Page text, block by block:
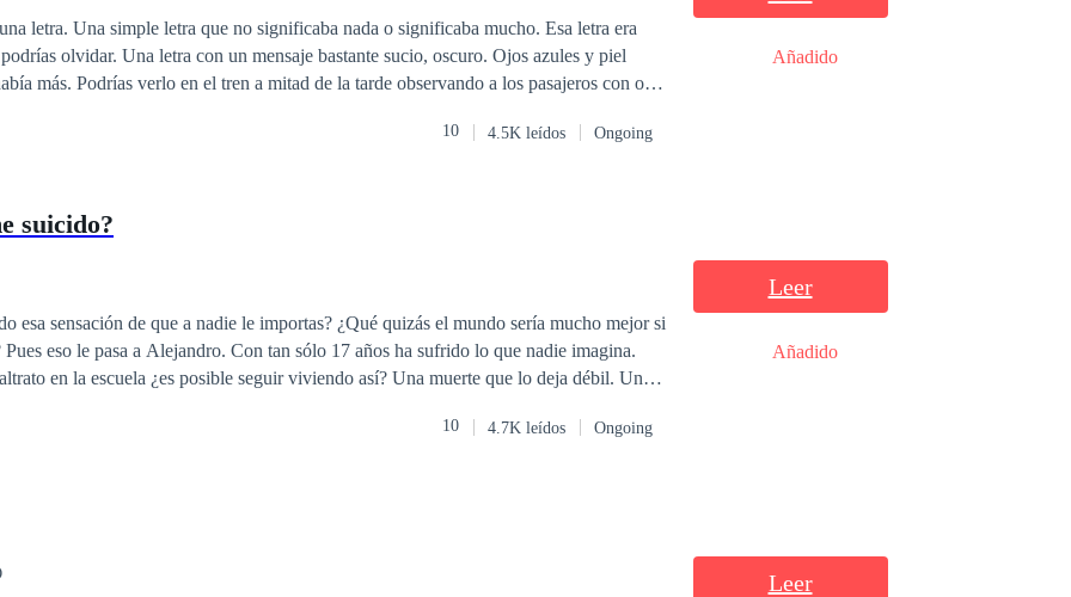
a los pasajeros con ojos
a un hotel para que hicieras con él lo que desearás, besarlo, tocarlo incluso
10 4.5K leídos Ongoing
Añadido
suicido?
esa sensación de que a nadie le importas? ¿Qué quizás el mundo sería mucho mejor si
en la escuela ¿es posible seguir viviendo así? Una muerte que lo deja débil. Un
10 4.7K leídos Ongoing
Leer
Añadido
Leer